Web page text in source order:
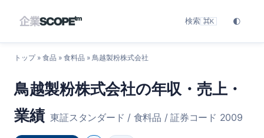
検索 ⌘K 🌓
トップ» 食品 » 食料品 » 鳥越製粉株式会社
鳥越製粉株式会社の年収・売上・
業績 東証スタンダード / 食料品 / 証券コード 2009